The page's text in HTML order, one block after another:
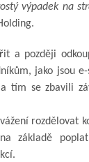
výpadek na
a později
jako jsou
tím se zbavili
rozdělovat
základě